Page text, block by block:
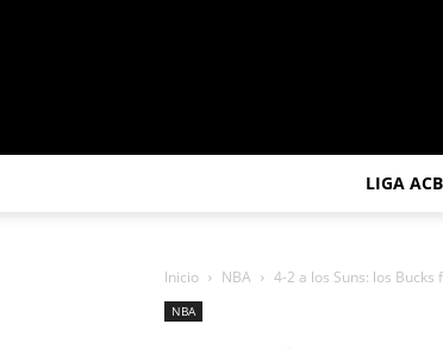
LIGA ACB
Inicio NBA 4-2 a los Suns: los
NBA